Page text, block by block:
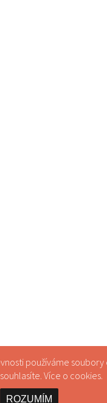
používáme
Více o cookies.
ROZUMÍM